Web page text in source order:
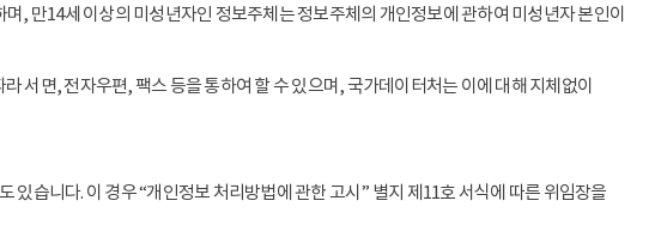
, 만14세 이상의 미성년자인 정보주체는 정보주체의 개인정보에 관하여 미성년자 본인이
서면, 전자우편, 팩스 등을 통하여 할 수 있으며, 국가데이터처는 이에 대해 지체없이
습니다. 이 경우 “개인정보 처리방법에 관한 고시” 별지 제11호 서식에 따른 위임장을